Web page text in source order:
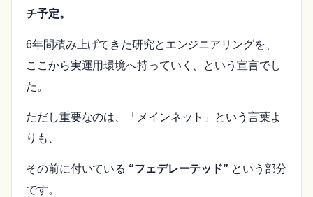
チ予定。
6年間積み上げてきた研究とエンジニアリングを、
ここから実運用環境へ持っていく、という宣言でし
た。
ただし重要なのは、「メインネット」という言葉よ
りも、
その前に付いている “フェデレーテッド” という部分
です。